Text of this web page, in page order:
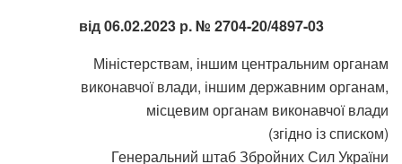
від 06.02.2023 р. № 2704-20/4897-03
Міністерствам, іншим центральним органам
виконавчої влади, іншим державним органам,
місцевим органам виконавчої влади
(згідно із списком)
Генеральний штаб Збройних Сил України